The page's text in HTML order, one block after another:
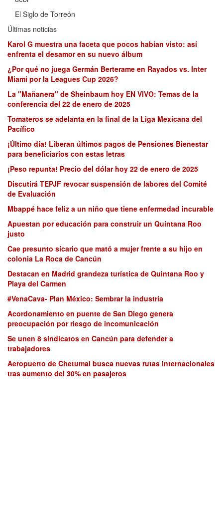
El Siglo de Torreón
Últimas noticias
Karol G muestra una faceta que pocos habían visto: así
enfrenta el desamor en su nuevo álbum
¿Por qué no juega Germán Berterame en Rayados vs. Inter
Miami por la Leagues Cup 2026?
La "Mañanera" de Sheinbaum hoy EN VIVO: Temas de la
conferencia del 22 de enero de 2025
Tomateros se adelanta en la final de la Liga Mexicana del
Pacífico
¡Último día! Liberan últimos pagos de Pensiones Bienestar
para beneficiarios con estas letras
¡Peso repunta! Precio del dólar hoy 22 de enero de 2025
Discutirá TEPJF revocar suspensión de labores del Comité
de Evaluación
Mbappé hace feliz a un niño que tiene enfermedad incurable
Apuestan por educación para construir un Quintana Roo
justo
Cae presunto sicario que mató a mujer frente a su hijo en
colonia La Roca de Cancún
Destacan en Madrid grandeza turística de Quintana Roo y
Playa del Carmen
#VenaCava- Plan México: Sembrar la industria
Acordonamiento en puente de San Diego genera
preocupación por riesgo de incomunicación
Se unen 8 sindicatos en Cancún para defender a
trabajadores
Aeropuerto de Chetumal busca nuevas rutas internacionales
tras aumento del 30% en pasajeros